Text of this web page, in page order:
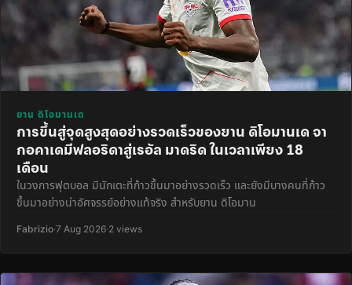
ยาน ดิโอมานเด
การขึ้นสู่จุดสูงสุดอย่างรวดเร็วของยาน ดิโอมานเด จา
กอคาเดมีฟลอริดาสู่เรอัล มาดริด ในเวลาเพียง 18
เดือน
ในวงการฟุตบอล มีนักเตะที่ก้าวขึ้นมาอย่างรวดเร็ว และยังมีบางคนที่ก้าว
ขึ้นมาอย่างน่าอัศจรรย์อย่างแท้จริง สำหรับยาน ดิโอมาน
Fabrizio·7 Aug 2026·2 views